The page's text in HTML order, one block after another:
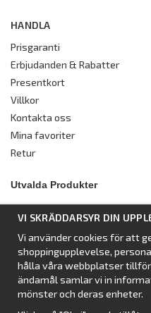
HANDLA
Prisgaranti
Erbjudanden & Rabatter
Presentkort
Villkor
Kontakta oss
Mina favoriter
Retur
Utvalda Produkter
Dometic Stuga Rest
Isabellas Året runt tält Villa
Förtält från Dometic
Förtält Isabella
Förtält från SvenskaTält
VI SKRÄDDARSYR DIN
Vi använder cookies för att
shoppingupplevelse,
hålla våra webbplatser
ändamål samlar vi in
mönster och deras enheter.